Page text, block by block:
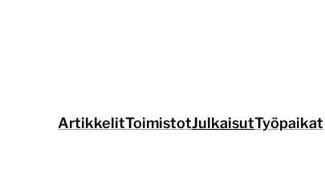
ArtikkelitToimistotJulkaisutTyöpaikat